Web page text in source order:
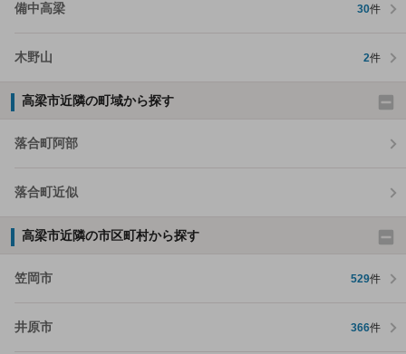
備中高梁 30件
木野山 2件
高梁市近隣の町域から探す
落合町阿部
落合町近似
高梁市近隣の市区町村から探す
笠岡市 529件
井原市 366件